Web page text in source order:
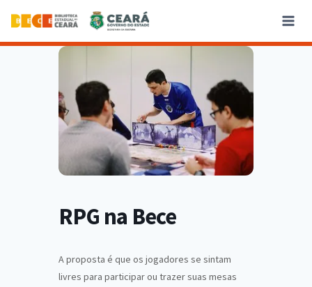
RPG na Bece
A proposta é que os jogadores se sintam
livres para participar ou trazer suas mesas